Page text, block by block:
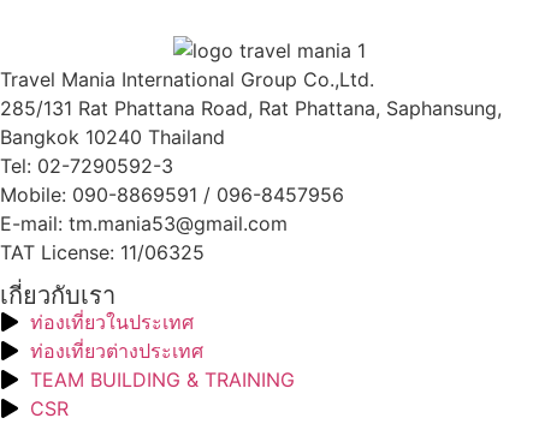
Travel Mania International Group Co.,Ltd.
285/131 Rat Phattana Road, Rat Phattana, Saphansung,
Bangkok 10240 Thailand
Tel: 02-7290592-3
Mobile: 090-8869591 / 096-8457956
E-mail: tm.mania53@gmail.com
TAT License: 11/06325
เกี่ยวกับเรา
ท่องเที่ยวในประเทศ
ท่องเที่ยวต่างประเทศ
TEAM BUILDING & TRAINING
CSR